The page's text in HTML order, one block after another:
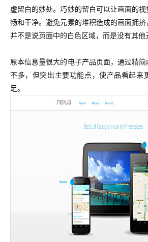
虚留白的妙处。巧妙的留白可以让画面的
畅和干净。避免元素的堆积造成的画面拥
并不是说页面中的白色区域，而是没有其他
原本信息量很大的电子产品页面，通过精
不多，但突出主要功能点，使产品看起来
足。